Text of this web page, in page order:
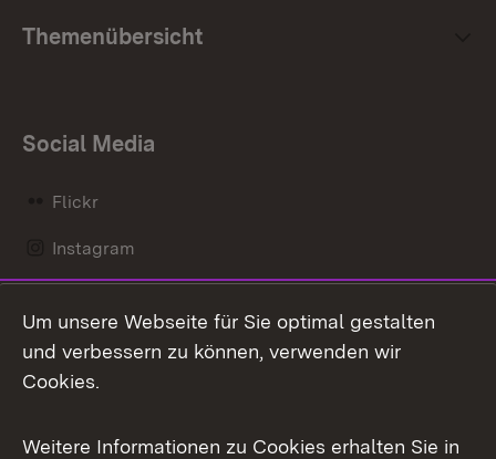
Themenübersicht
Social Media
Flickr
Instagram
Mastodon
Messenger
Social Wall
Um unsere Webseite für Sie optimal gestalten
und verbessern zu können, verwenden wir
Cookies.
Weitere Informationen zu Cookies erhalten Sie in